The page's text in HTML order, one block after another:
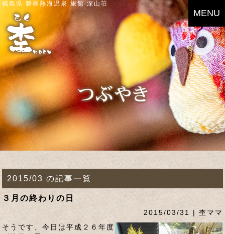
福島県 磐梯熱海温泉 旅館 深山荘
2015/03 の記事一覧
３月の終わりの日
2015/03/31 | 杢ママ
そうです、今日は平成２６年度
MENU